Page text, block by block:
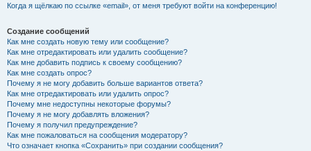
Когда я щёлкаю по ссылке «email», от меня требуют войти на конференцию!
Создание сообщений
Как мне создать новую тему или сообщение?
Как мне отредактировать или удалить сообщение?
Как мне добавить подпись к своему сообщению?
Как мне создать опрос?
Почему я не могу добавить больше вариантов ответа?
Как мне отредактировать или удалить опрос?
Почему мне недоступны некоторые форумы?
Почему я не могу добавлять вложения?
Почему я получил предупреждение?
Как мне пожаловаться на сообщения модератору?
Что означает кнопка «Сохранить» при создании сообщения?